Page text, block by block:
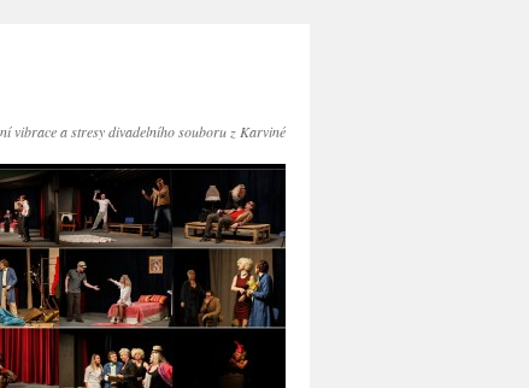
vibrace a stresy divadelního souboru z Karviné